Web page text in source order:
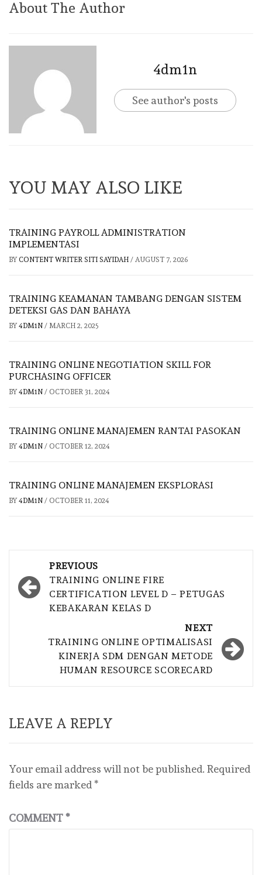
About The Author
4dm1n
See author's posts
YOU MAY ALSO LIKE
TRAINING PAYROLL ADMINISTRATION
IMPLEMENTASI
BY CONTENT WRITER SITI SAYIDAH / AUGUST 7, 2026
TRAINING KEAMANAN TAMBANG DENGAN SISTEM
DETEKSI GAS DAN BAHAYA
BY 4DM1N / MARCH 2, 2025
TRAINING ONLINE NEGOTIATION SKILL FOR
PURCHASING OFFICER
BY 4DM1N / OCTOBER 31, 2024
TRAINING ONLINE MANAJEMEN RANTAI PASOKAN
BY 4DM1N / OCTOBER 12, 2024
TRAINING ONLINE MANAJEMEN EKSPLORASI
BY 4DM1N / OCTOBER 11, 2024
navigation
PREVIOUS
TRAINING ONLINE FIRE
CERTIFICATION LEVEL D – PETUGAS
KEBAKARAN KELAS D
NEXT
TRAINING ONLINE OPTIMALISASI
KINERJA SDM DENGAN METODE
HUMAN RESOURCE SCORECARD
LEAVE A REPLY
Your email address will not be published. Required
fields are marked *
COMMENT*